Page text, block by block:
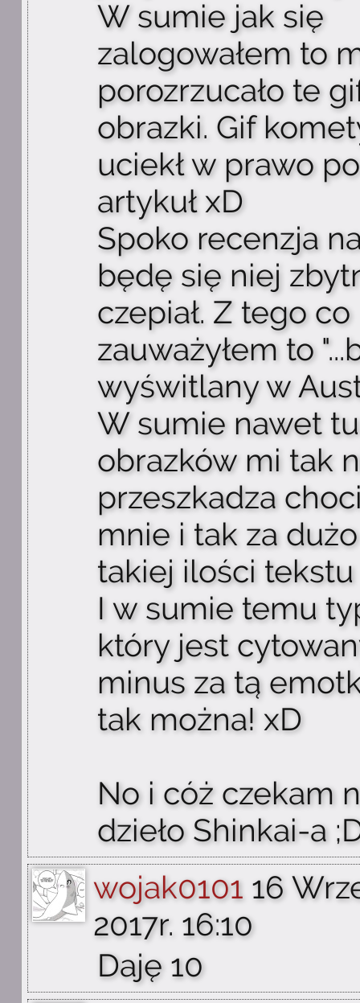
W sumie jak się
zalogowałem to
porozrzucało te
obrazki. Gif
uciekł w prawo
artykuł xD
Spoko recenzja
będę się niej
czepiał. Z tego co
zauważyłem to
wyświtlany w
W sumie nawet
obrazków mi tak
przeszkadza
mnie i tak za
takiej ilości
I w sumie temu
który jest
minus za tą
tak można! xD
No i cóż czekam
dzieło Shinkai-a
wojak0101 16
2017r. 16:10
Daję 10